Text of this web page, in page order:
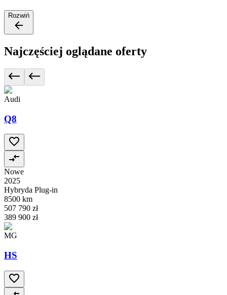
Rozwiń
Najczęściej oglądane oferty
Audi
Q8
Nowe
2025
Hybryda Plug-in
8500 km
507 790 zł
389 900 zł
MG
HS